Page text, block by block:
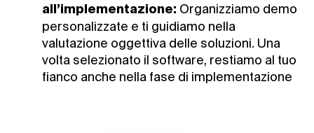
all’implementazione: Organizziamo demo
personalizzate e ti guidiamo nella
valutazione oggettiva delle soluzioni. Una
volta selezionato il software, restiamo al tuo
fianco anche nella fase di implementazione